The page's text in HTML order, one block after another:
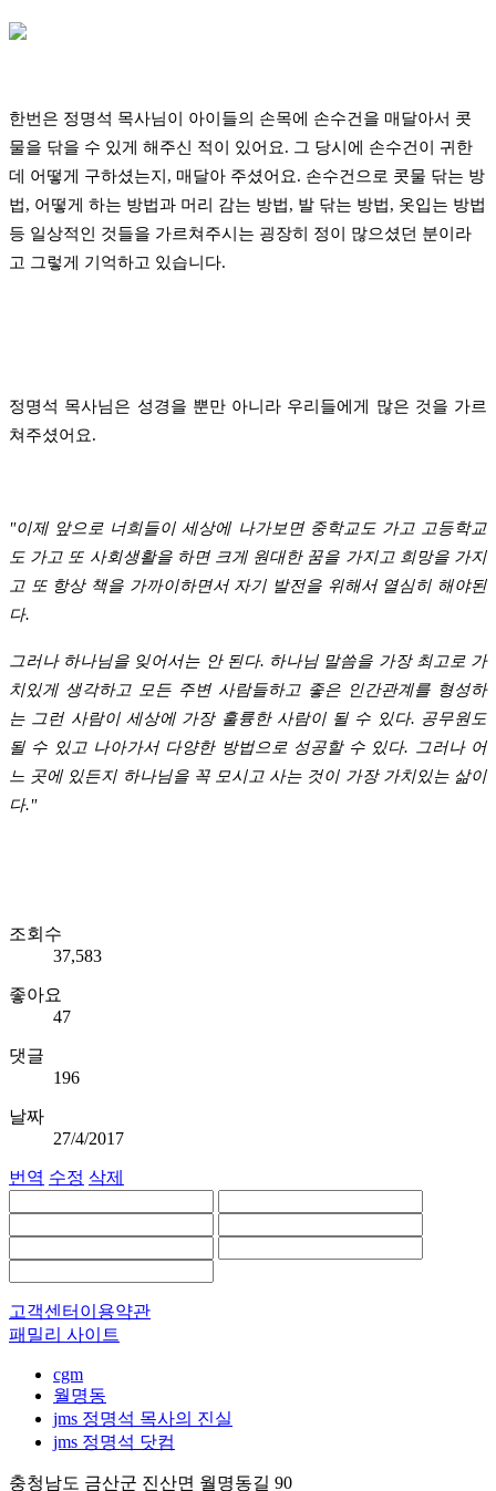
한번은 정명석 목사님이 아이들의 손목에 손수건을 매달아서 콧
물을 닦을 수 있게 해주신 적이 있어요. 그 당시에 손수건이 귀한
데 어떻게 구하셨는지, 매달아 주셨어요. 손수건으로 콧물 닦는 방
법, 어떻게 하는 방법과 머리 감는 방법, 발 닦는 방법, 옷입는 방법
등 일상적인 것들을 가르쳐주시는 굉장히 정이 많으셨던 분이라
고 그렇게 기억하고 있습니다.
정명석 목사님은 성경을 뿐만 아니라 우리들에게 많은 것을 가르
쳐주셨어요.
"이제 앞으로 너희들이 세상에 나가보면 중학교도 가고 고등학교
도 가고 또 사회생활을 하면 크게 원대한 꿈을 가지고 희망을 가지
고 또 항상 책을 가까이하면서 자기 발전을 위해서 열심히 해야된
다.
그러나 하나님을 잊어서는 안 된다. 하나님 말씀을 가장 최고로 가
치있게 생각하고 모든 주변 사람들하고 좋은 인간관계를 형성하
는 그런 사람이 세상에 가장 훌륭한 사람이 될 수 있다. 공무원도
될 수 있고 나아가서 다양한 방법으로 성공할 수 있다. 그러나 어
느 곳에 있든지 하나님을 꼭 모시고 사는 것이 가장 가치있는 삶이
다."
조회수
37,583
좋아요
47
댓글
196
날짜
27/4/2017
번역 수정 삭제
고객센터 이용약관
패밀리 사이트
cgm
월명동
jms 정명석 목사의 진실
jms 정명석 닷컴
충청남도 금산군 진산면 월명동길 90